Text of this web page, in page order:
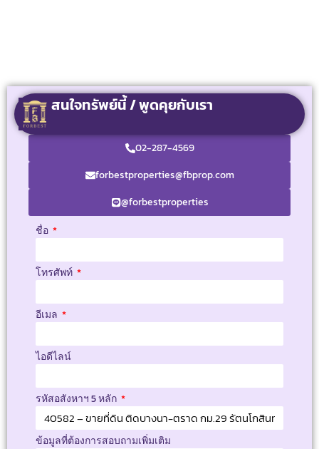
สนใจทรัพย์นี้ / พูดคุยกับเรา
02-287-4569
forbestproperties@fbprop.com
@forbestproperties
ชื่อ
โทรศัพท์
อีเมล
ไอดีไลน์
รหัสอสังหาฯ 5 หลัก
ข้อมูลที่ต้องการสอบถามเพิ่มเติม